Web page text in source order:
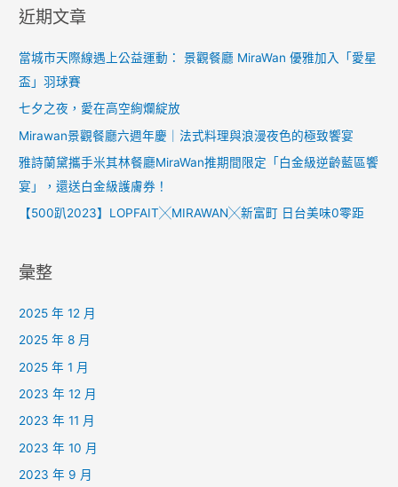
r
h
f
o
r
近期文章
當城市天際線遇上公益運動： 景觀餐廳 MiraWan 優雅加入「愛星
盃」羽球賽
七夕之夜，愛在高空絢爛綻放
Mirawan景觀餐廳六週年慶｜法式料理與浪漫夜色的極致饗宴
雅詩蘭黛攜手米其林餐廳MiraWan推期間限定「白金級逆齡藍區饗
宴」，還送白金級護膚券！
【500趴2023】LOPFAIT╳MIRAWAN╳新富町 日台美味0零距
彙整
2025 年 12 月
2025 年 8 月
2025 年 1 月
2023 年 12 月
2023 年 11 月
2023 年 10 月
2023 年 9 月